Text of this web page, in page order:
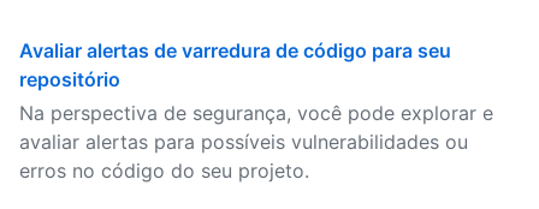
Avaliar alertas de varredura de código para seu
repositório
Na perspectiva de segurança, você pode explorar e
avaliar alertas para possíveis vulnerabilidades ou
erros no código do seu projeto.